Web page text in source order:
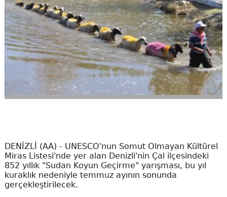
DENİZLİ (AA) - UNESCO'nun Somut Olmayan Kültürel
Miras Listesi'nde yer alan Denizli'nin Çal ilçesindeki
852 yıllık "Sudan Koyun Geçirme" yarışması, bu yıl
kuraklık nedeniyle temmuz ayının sonunda
gerçekleştirilecek.